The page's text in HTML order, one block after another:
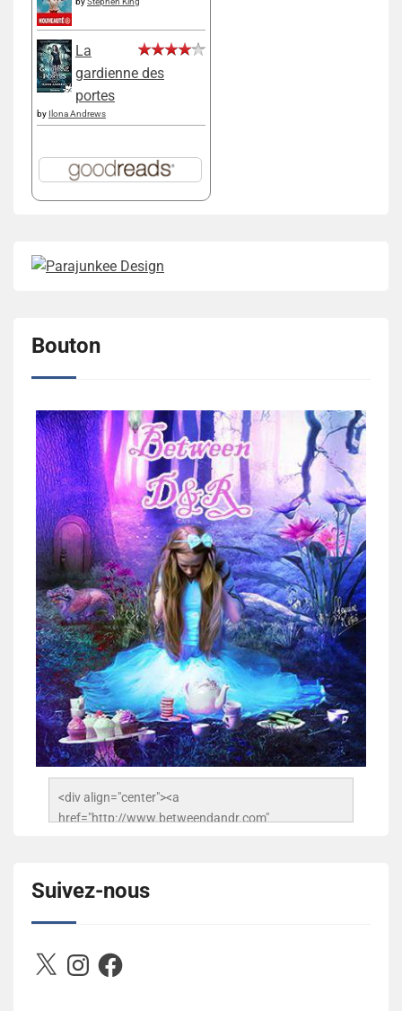
La
gardienne des
portes
by Ilona Andrews
Bouton
<div align="center"><a
href="http://www.betweendandr.com"
503716673157532-2788222864243652657-n.jpg"
alt="Between D&R" style="border:none;" /></a>
</div>
Suivez-nous
X InstagramFacebook